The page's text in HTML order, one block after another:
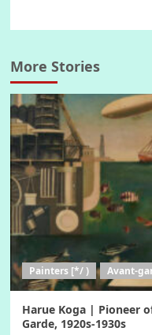
More Stories
Painters [*/ ) Avant-
Harue Koga | Pioneer
Garde, 1920s-1930s